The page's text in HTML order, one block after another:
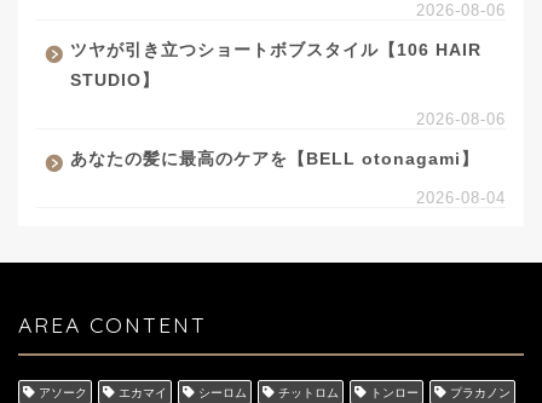
2026-08-06
ツヤが引き立つショートボブスタイル【106 HAIR
STUDIO】
2026-08-06
あなたの髪に最高のケアを【BELL otonagami】
2026-08-04
AREA CONTENT
アソーク エカマイ シーロム チットロム トンロー プラカノン